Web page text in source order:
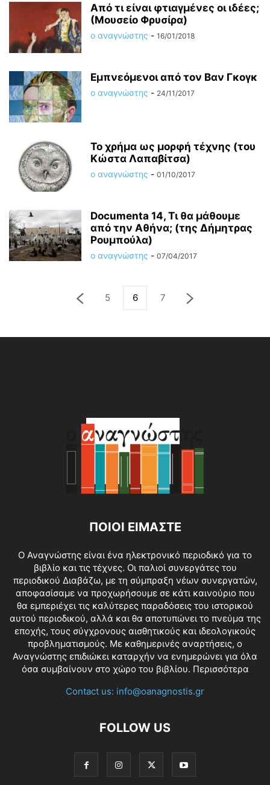
Από τι είναι φτιαγμένες οι ιδέες;
(Μουσείο Φρυσίρα)
ο αναγνώστης - 16/01/2018
Εμπνεόμενοι από τον Βαν Γκογκ
ο αναγνώστης - 24/11/2017
Το χρήμα ως μορφή τέχνης (του
Κώστα Λαπαβίτσα)
ο αναγνώστης - 01/10/2017
Documenta 14, Τι θα μάθουμε
από την Αθήνα; (της Δήμητρας
Ρουμπούλα)
ο αναγνώστης - 07/04/2017
5 6 7
ΠΟΙΟΙ ΕΙΜΑΣΤΕ
O Αναγνώστης είναι ένα ηλεκτρονικό περιοδικό για το
βιβλίο και τις τέχνες. Οι παλιοί συνεργάτες του
περιοδικού Διαβάζω, με τη σύμπραξη νέων συνεργατών,
αποφασίσαμε να προχωρήσουμε σε κάτι καινούριο που
θα εμπεριέχει τις καλύτερες παραδόσεις του ιστορικού
αυτού περιοδικού, αλλά και θα αποτυπώνει το πνεύμα της
εποχής, τους σύγχρονους αισθητικούς και ιδεολογικούς
προβληματισμούς. Με καθημερινές αναρτήσεις, ο
Αναγνώστης επιδιώκει καταρχήν να ενημερώνει για όλα
όσα συμβαίνουν στο χώρο του βιβλίου. Περισσότερα
Contact us: info@oanagnostis.gr
FOLLOW US